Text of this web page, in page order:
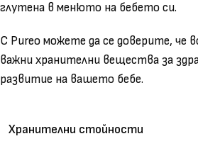
глутена в менюто на бебето си.
С Pureo можете да се доверите, че
важни хранителни вещества за
развитие на вашето бебе.
Хранителни стойности